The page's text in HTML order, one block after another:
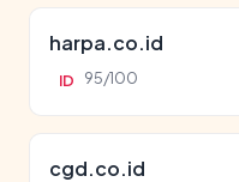
harpa.co.id
ID 95/100
cgd.co.id